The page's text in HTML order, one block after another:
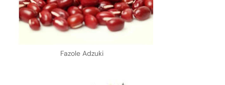
Fazole Adzuki